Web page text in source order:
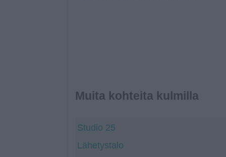
Muita kohteita kulmilla
Studio 25
Lähetystalo